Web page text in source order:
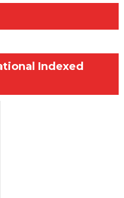
Indexed